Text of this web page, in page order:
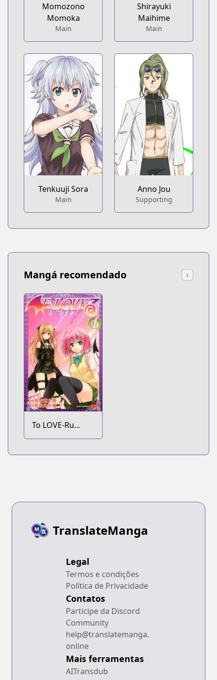
Momozono
Momoka
Main
Shirayuki
Maihime
Main
Tenkuuji Sora
Main
Anno Jou
Supporting
Mangá recomendado ↓
To LOVE-Ru
Darkness
TranslateManga
Legal
Termos e condições
Política de Privacidade
Contatos
Participe da Discord
Community
help@translatemanga.
online
Mais ferramentas
AITransdub